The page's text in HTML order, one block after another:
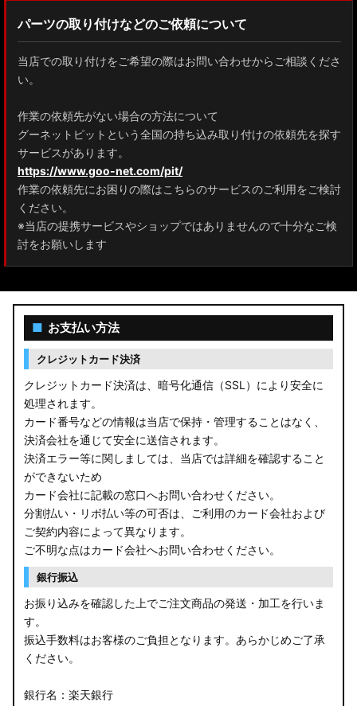
パーツの取り付けなどのご依頼について
当店での取り付けをご希望の際はお問い合わせからご相談くださ
い。
作業の依頼先がない場合の方法について
グーネットピットという全国の持ち込み取り付けの依頼先を探す
サービスがあります。
https://www.goo-net.com/pit/
作業の依頼先にお困りの際はこちらのサービスのご利用をご検討
ください。
※当店の提携サービスやショップではありませんので十分なご検
討をお願いします
■ お支払い方法
クレジットカード決済
クレジットカード決済は、暗号化通信（SSL）により安全に
処理されます。
カード番号などの情報は当店で保持・管理することはなく、
決済会社を通じて安全に送信されます。
決済エラー等に関しましては、当店では詳細を確認すること
ができないため
カード会社に記載の窓口へお問い合わせください。
分割払い・リボ払い等の可否は、ご利用のカード会社および
ご契約内容によって異なります。
ご不明な点はカード会社へお問い合わせください。
銀行振込
お振り込みを確認した上でご注文商品の発送・加工を行いま
す。
振込手数料はお客様のご負担となります。あらかじめご了承
ください。
銀行名：楽天銀行